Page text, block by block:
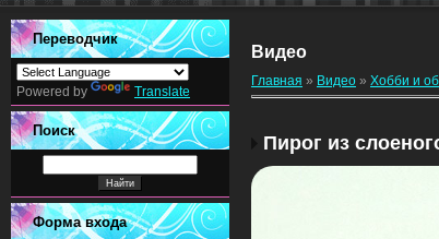
Переводчик
Powered by Translate
Поиск
Форма входа
Видео
Главная » Видео » Хобби и
Пирог из